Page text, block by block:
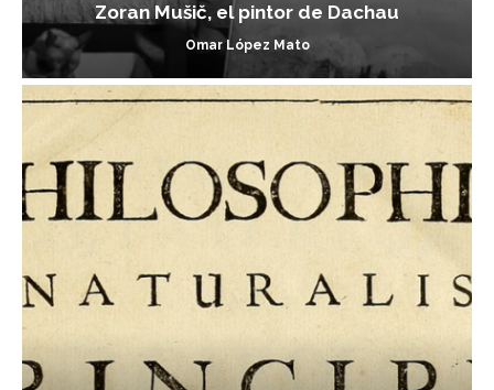
Zoran Mušič, el pintor de Dachau
Omar López Mato